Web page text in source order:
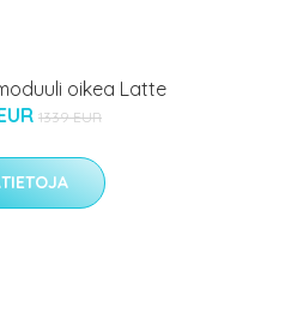
oikea Latte
1339 EUR